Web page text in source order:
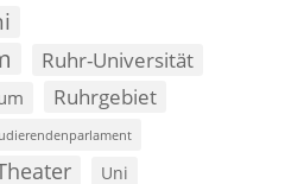
Ruhr-Universität
Ruhrgebiet
Uni